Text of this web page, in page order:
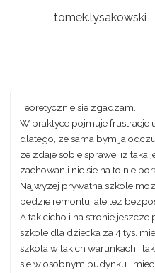
tomek.lysakowski
Teoretycznie sie zgadzam.
W praktyce pojmuje frustracje
dlatego, ze sama bym ja
ze zdaje sobie sprawe, iz
zachowan i nic sie na to nie
Najwyzej prywatna szkole
bedzie remontu, ale tez
A tak cicho i na stronie
szkole dla dziecka za 4 tys.
szkola w takich warunkach i
sie w osobnym budynku i